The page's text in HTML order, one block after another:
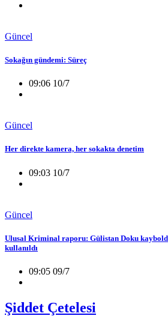
Güncel
Sokağın gündemi: Süreç
09:06 10/7
Güncel
Her direkte kamera, her sokakta denetim
09:03 10/7
Güncel
Ulusal Kriminal raporu: Gülistan Doku
kullanıldı
09:05 09/7
Şiddet Çetelesi